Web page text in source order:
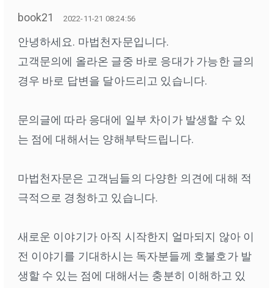
book21 2022-11-21 08:24:56
안녕하세요. 마법천자문입니다.
고객문의에 올라온 글중 바로 응대가 가능한 글의
경우 바로 답변을 달아드리고 있습니다.
문의글에 따라 응대에 일부 차이가 발생할 수 있
는 점에 대해서는 양해부탁드립니다.
마법천자문은 고객님들의 다양한 의견에 대해 적
극적으로 경청하고 있습니다.
새로운 이야기가 아직 시작한지 얼마되지 않아 이
전 이야기를 기대하시는 독자분들께 호불호가 발
생할 수 있는 점에 대해서는 충분히 이해하고 있